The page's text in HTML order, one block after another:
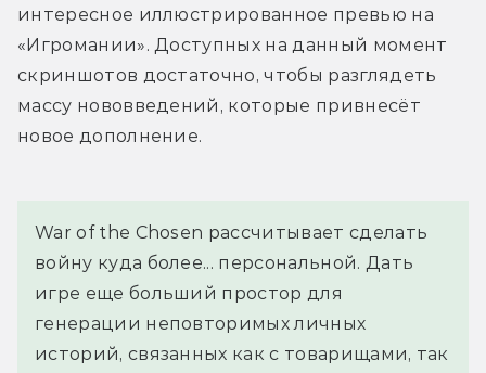
интересное иллюстрированное превью на
«Игромании». Доступных на данный момент
скриншотов достаточно, чтобы разглядеть
массу нововведений, которые привнесёт
новое дополнение.
War of the Chosen рассчитывает сделать
войну куда более... персональной. Дать
игре еще больший простор для
генерации неповторимых личных
историй, связанных как с товарищами, так